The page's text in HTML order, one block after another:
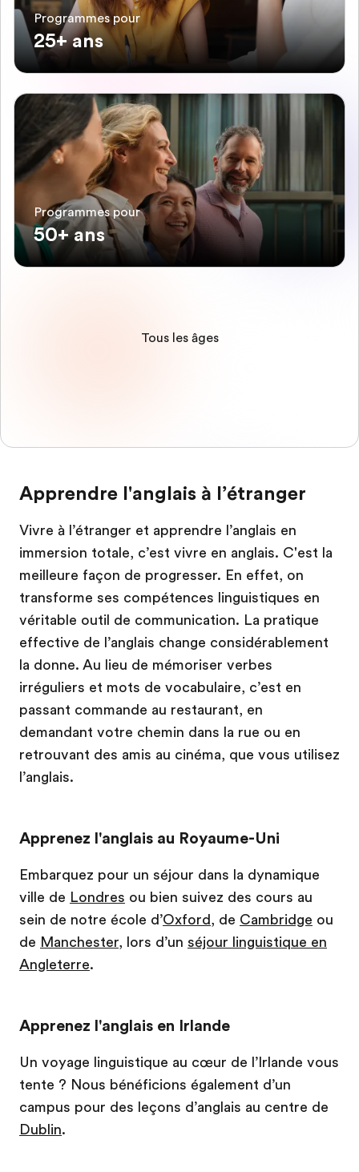
Programmes pour
25+ ans
Programmes pour
50+ ans
Tous les âges
Apprendre l'anglais à l’étranger
Vivre à l’étranger et apprendre l’anglais en
immersion totale, c’est vivre en anglais. C'est la
meilleure façon de progresser. En effet, on
transforme ses compétences linguistiques en
véritable outil de communication. La pratique
effective de l’anglais change considérablement
la donne. Au lieu de mémoriser verbes
irréguliers et mots de vocabulaire, c’est en
passant commande au restaurant, en
demandant votre chemin dans la rue ou en
retrouvant des amis au cinéma, que vous utilisez
l’anglais.
Apprenez l'anglais au Royaume-Uni
Embarquez pour un séjour dans la dynamique
ville de Londres ou bien suivez des cours au
sein de notre école d’Oxford , de Cambridge ou
de Manchester, lors d’un séjour linguistique en
Angleterre.
Apprenez l'anglais en Irlande
Un voyage linguistique au cœur de l’Irlande vous
tente ? Nous bénéficions également d’un
campus pour des leçons d’anglais au centre de
Dublin.